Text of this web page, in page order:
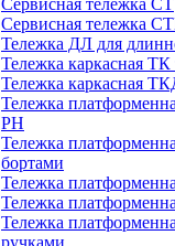
Сервисная тележка СТ
Сервисная тележка
Тележка ДЛ для
Тележка каркасная ТК
Тележка каркасная
Тележка
PH
Тележка
бортами
Тележка
Тележка
Тележка
ручками